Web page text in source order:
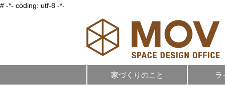
# -*- coding: utf-8 -*-
家づくりのこと ラ